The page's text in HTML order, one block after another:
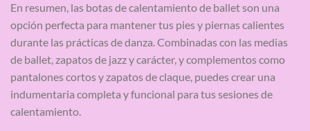
En resumen, las botas de calentamiento de ballet son una
opción perfecta para mantener tus pies y piernas calientes
durante las prácticas de danza. Combinadas con las medias
de ballet, zapatos de jazz y carácter, y complementos como
pantalones cortos y zapatos de claque, puedes crear una
indumentaria completa y funcional para tus sesiones de
calentamiento.